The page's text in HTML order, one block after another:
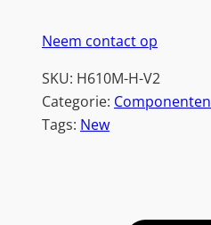
Neem contact op
SKU: H610M-H-V2
Categorie: Componenten
Tags: New